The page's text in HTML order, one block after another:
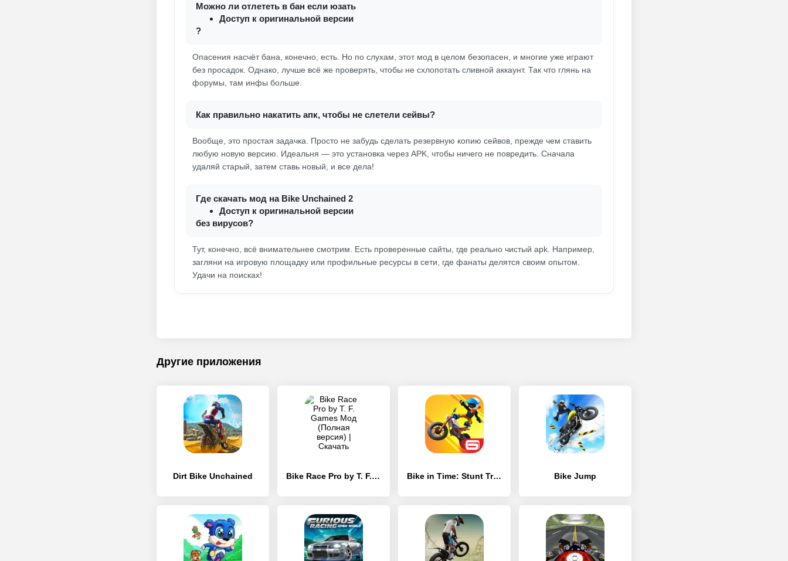
Можно ли отлететь в бан если юзать
Доступ к оригинальной версии
?
Опасения насчёт бана, конечно, есть. Но по слухам, этот мод в целом безопасен, и многие уже играют
без просадок. Однако, лучше всё же проверять, чтобы не схлопотать сливной аккаунт. Так что глянь на
форумы, там инфы больше.
Как правильно накатить апк, чтобы не слетели сейвы?
Вообще, это простая задачка. Просто не забудь сделать резервную копию сейвов, прежде чем ставить
любую новую версию. Идеальня — это установка через APK, чтобы ничего не повредить. Сначала
удаляй старый, затем ставь новый, и все дела!
Где скачать мод на Bike Unchained 2
Доступ к оригинальной версии
без вирусов?
Тут, конечно, всё внимательнее смотрим. Есть проверенные сайты, где реально чистый apk. Например,
загляни на игровую площадку или профильные ресурсы в сети, где фанаты делятся своим опытом.
Удачи на поисках!
Другие приложения
Dirt Bike Unchained Bike Race Pro by T. F. Games Bike in Time: Stunt Trials Bike Jump